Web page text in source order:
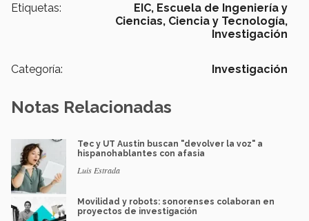
Etiquetas: EIC, Escuela de Ingeniería y
Ciencias, Ciencia y Tecnología,
Investigación
Categoría: Investigación
Notas Relacionadas
Tec y UT Austin buscan "devolver la voz" a
hispanohablantes con afasia
Luis Estrada
Movilidad y robots: sonorenses colaboran en
proyectos de investigación